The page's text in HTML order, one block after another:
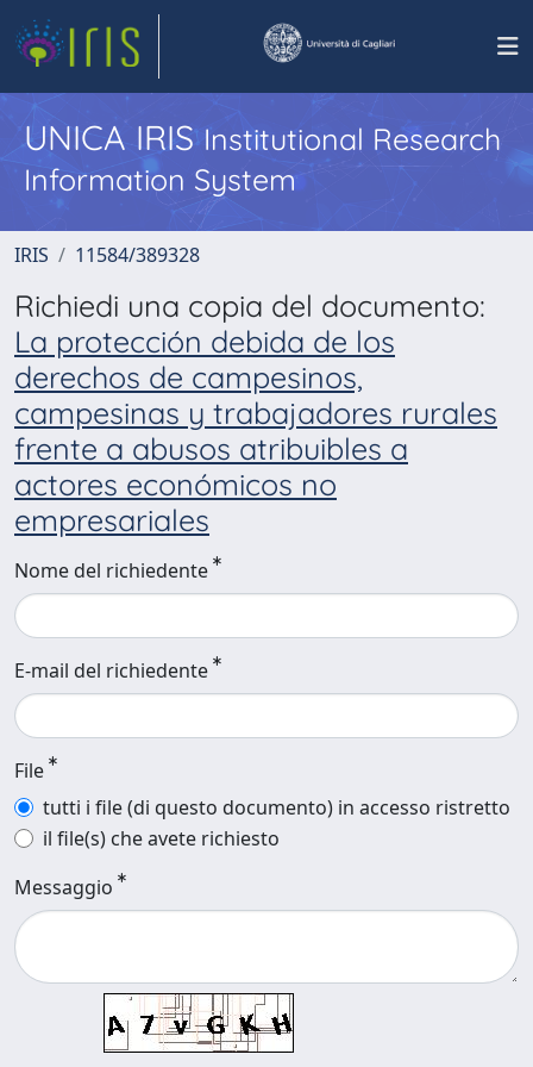
UNICA IRISInstitutional Research
Information System
IRIS 11584/389328
Richiedi una copia del documento:
La protección debida de los
derechos de campesinos,
campesinas y trabajadores rurales
frente a abusos atribuibles a
actores económicos no
empresariales
Nome del richiedente
E-mail del richiedente
File
tutti i file (di questo documento) in accesso ristretto
il file(s) che avete richiesto
Messaggio